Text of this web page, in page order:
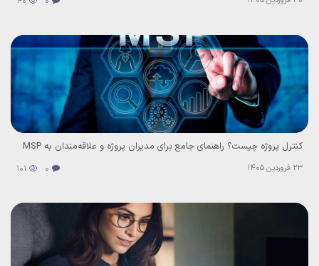
کنترل پروژه چیست؟ راهنمای جامع برای مدیران پروژه و علاقه‌مندان به MSP
23 فروردین 1405 0
101